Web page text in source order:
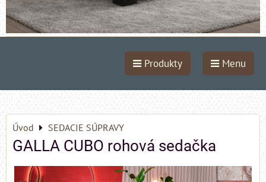
Produkty Menu
Úvod SEDACIE SÚPRAVY
GALLA CUBO rohová sedačka